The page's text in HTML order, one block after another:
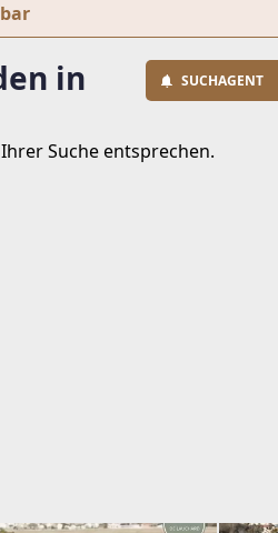
in
SUCHAGENT
Suche entsprechen.